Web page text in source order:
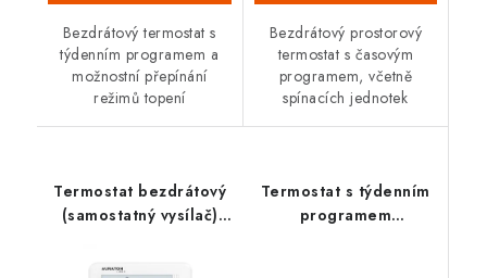
Bezdrátový termostat s
týdenním programem a
možnostní přepínání
režimů topení
Bezdrátový prostorový
termostat s časovým
programem, včetně
spínacích jednotek
Termostat bezdrátový
(samostatný vysílač)
Termostat s týdenním
programem